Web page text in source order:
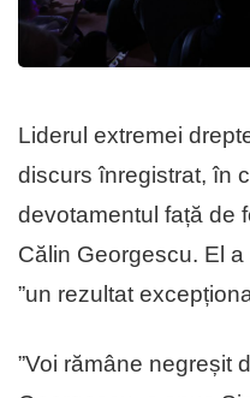
Liderul extremei
discurs înregistrat, în
devotamentul față de
Călin Georgescu. El
”un rezultat
”Voi rămâne negreșit